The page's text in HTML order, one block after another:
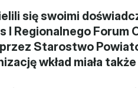
się swoimi
I Regionalnego Forum
Starostwo
wkład miała